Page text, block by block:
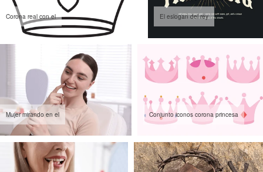
Corona real con el El eslogan del rey
Mujer mirando en el Conjunto iconos corona princesa